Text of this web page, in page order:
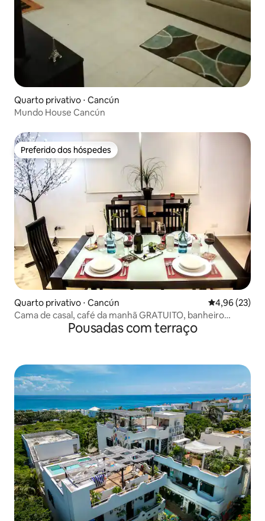
Quarto privativo ⋅ Cancún
Mundo House Cancún
Preferido dos hóspedes
Preferido dos hóspedes
Quarto privativo ⋅ Cancún 4,96 de uma
4,96 (23)
Cama de casal, café da manhã GRATUITO, banheiro
privativo e piscinaPousadas com terraço